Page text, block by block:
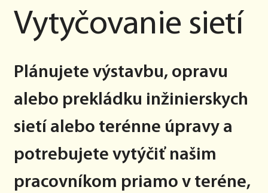
Vytyčovanie sietí
Plánujete výstavbu, opravu
alebo prekládku inžinierskych
sietí alebo terénne úpravy a
potrebujete vytýčiť našim
pracovníkom priamo v teréne,